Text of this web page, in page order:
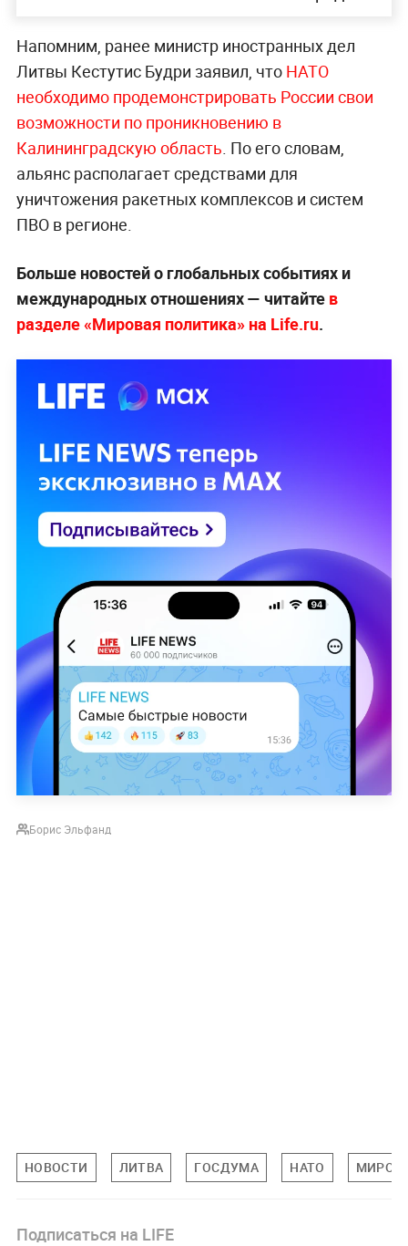
Напомним, ранее министр иностранных дел
Литвы Кестутис Будри заявил, что НАТО
необходимо продемонстрировать России свои
возможности по проникновению в
Калининградскую область. По его словам,
альянс располагает средствами для
уничтожения ракетных комплексов и систем
ПВО в регионе.
Больше новостей о глобальных событиях и
международных отношениях — читайте в
разделе «Мировая политика» на Life.ru.
Борис Эльфанд
НОВОСТИ ЛИТВА ГОСДУМА НАТО
Подписаться на LIFE